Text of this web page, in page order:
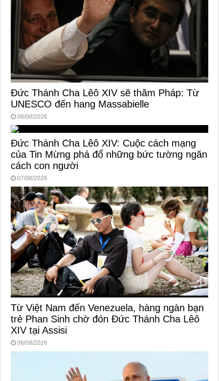
Đức Thánh Cha Lêô XIV sẽ thăm Pháp: Từ
UNESCO đến hang Massabielle
08/08/2026
Đức Thánh Cha Lêô XIV: Cuộc cách mạng
của Tin Mừng phá đổ những bức tường ngăn
cách con người
07/08/2026
Từ Việt Nam đến Venezuela, hàng ngàn bạn
trẻ Phan Sinh chờ đón Đức Thánh Cha Lêô
XIV tại Assisi
06/08/2026